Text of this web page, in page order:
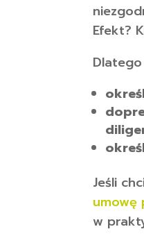
Efekt?
Jeśli
umowę
w